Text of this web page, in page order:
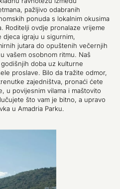
pažljivo odabranih
ponuda s lokalnim okusima
Roditelji ovdje pronalaze vrijeme
djeca igraju u sigurnim,
jutara do opuštenih večernjih
vašem osobnom ritmu. Naš
doba uz kulturne
proslave. Bilo da tražite odmor,
zajedništva, pronaći ćete
u povijesnim vilama i maštovito
što vam je bitno, a upravo
u Amadria Parku.